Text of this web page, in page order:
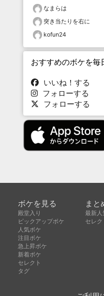
なまらは
突き当たりを右に
kofun24
おすすめのボケを毎
いいね！する
フォローする
フォローする
ボケを見る
殿堂入り
ピックアップボケ
人気ボケ
注目ボケ
急上昇ボケ
新着ボケ
セレクト
タグ
まと
最新人
セレ